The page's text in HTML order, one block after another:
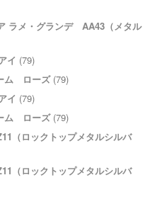
メ・グランデ AA43（メタル
イ (79)
ム ローズ(79)
イ (79)
ム ローズ(79)
（ロックトップメタルシルバ
（ロックトップメタルシルバ